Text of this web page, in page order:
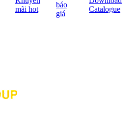
mãi hot
báo
giá
Catalogue